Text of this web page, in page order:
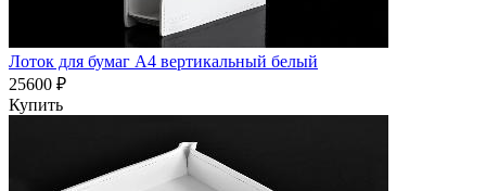
Лоток для бумаг А4 вертикальный белый
25600 ₽
Купить